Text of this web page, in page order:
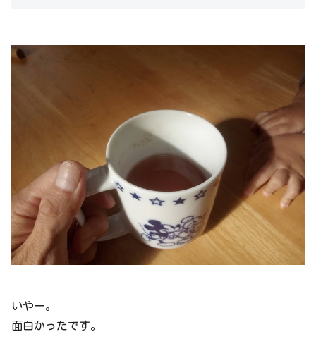
いやー。
面白かったです。